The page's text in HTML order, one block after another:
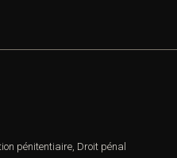
pénitentiaire, Droit pénal